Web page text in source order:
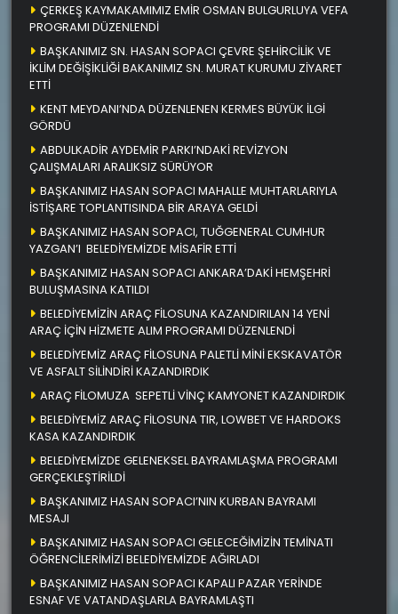
ÇERKEŞ KAYMAKAMIMIZ EMİR OSMAN BULGURLUYA VEFA
PROGRAMI DÜZENLENDİ
BAŞKANIMIZ SN. HASAN SOPACI ÇEVRE ŞEHİRCİLİK VE
İKLİM DEĞİŞİKLİĞİ BAKANIMIZ SN. MURAT KURUMU ZİYARET
ETTİ
KENT MEYDANI’NDA DÜZENLENEN KERMES BÜYÜK İLGİ
GÖRDÜ
ABDULKADİR AYDEMİR PARKI’NDAKİ REVİZYON
ÇALIŞMALARI ARALIKSIZ SÜRÜYOR
BAŞKANIMIZ HASAN SOPACI MAHALLE MUHTARLARIYLA
İSTİŞARE TOPLANTISINDA BİR ARAYA GELDİ
BAŞKANIMIZ HASAN SOPACI, TUĞGENERAL CUMHUR
YAZGAN’I BELEDİYEMİZDE MİSAFİR ETTİ
BAŞKANIMIZ HASAN SOPACI ANKARA’DAKİ HEMŞEHRİ
BULUŞMASINA KATILDI
BELEDİYEMİZİN ARAÇ FİLOSUNA KAZANDIRILAN 14 YENİ
ARAÇ İÇİN HİZMETE ALIM PROGRAMI DÜZENLENDİ
BELEDİYEMİZ ARAÇ FİLOSUNA PALETLİ MİNİ EKSKAVATÖR
VE ASFALT SİLİNDİRİ KAZANDIRDIK
ARAÇ FİLOMUZA SEPETLİ VİNÇ KAMYONET KAZANDIRDIK
BELEDİYEMİZ ARAÇ FİLOSUNA TIR, LOWBET VE HARDOKS
KASA KAZANDIRDIK
BELEDİYEMİZDE GELENEKSEL BAYRAMLAŞMA PROGRAMI
GERÇEKLEŞTİRİLDİ
BAŞKANIMIZ HASAN SOPACI’NIN KURBAN BAYRAMI
MESAJI
BAŞKANIMIZ HASAN SOPACI GELECEĞİMİZİN TEMİNATI
ÖĞRENCİLERİMİZİ BELEDİYEMİZDE AĞIRLADI
BAŞKANIMIZ HASAN SOPACI KAPALI PAZAR YERİNDE
ESNAF VE VATANDAŞLARLA BAYRAMLAŞTI